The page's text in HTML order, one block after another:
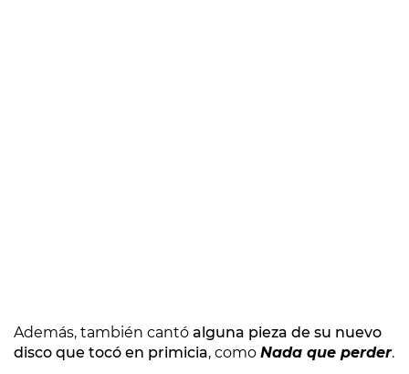
Además, también cantó alguna pieza de su nuevo
disco que tocó en primicia, como Nada que perder.